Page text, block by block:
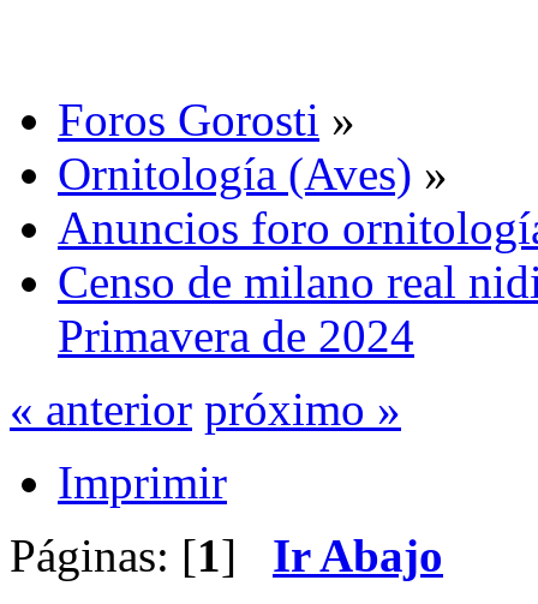
Foros Gorosti »
Ornitología (Aves) »
Anuncios foro
Censo de milano real
Primavera de 2024
« anterior próximo »
Imprimir
Páginas: [1] Ir Abajo